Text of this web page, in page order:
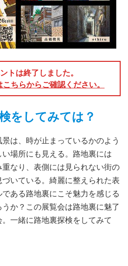
トは終了しました。
ちらからご確認ください。
をしてみては？
は、時が止まっているかのよう
場所にも見える。路地裏には
なり、表側には見られない街の
づいている。綺麗に整えられた表
ある路地裏にこそ魅力を感じる
か？この展覧会は路地裏に魅了
一緒に路地裏探検をしてみて